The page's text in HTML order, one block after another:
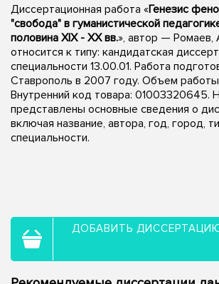
Диссертационная работа «Генезис
"свобода" в гуманистической
половина XIX - XX вв.», автор — Ромаев,
относится к типу: кандидатская
специальности 13.00.01. Работа
Ставрополь в 2007 году. Объем
Внутренний код товара: 01003320645.
представлены основные сведения о
включая название, автора, год, город,
специальности.
ДОБАВИТЬ